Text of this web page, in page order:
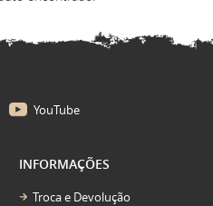
YouTube
INFORMAÇÕES
Troca e Devolução